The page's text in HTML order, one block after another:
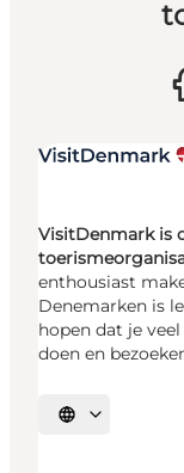
VisitDenmark is
enthousiast
Denemarken is
hopen dat je
doen en
Selecteer taal